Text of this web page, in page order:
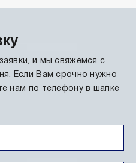
и мы свяжемся с
Если Вам срочно нужно
нам по телефону в шапке